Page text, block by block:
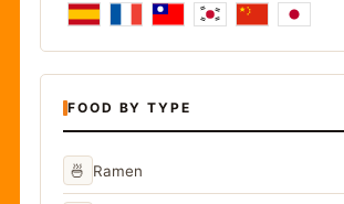
FOOD BY TYPE
🍜 Ramen